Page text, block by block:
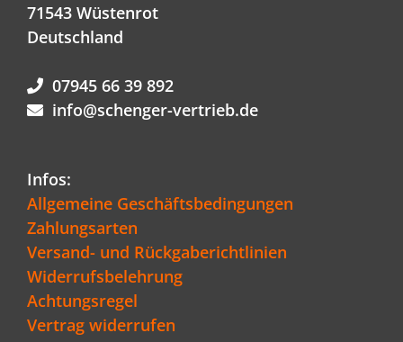
71543 Wüstenrot
Deutschland
07945 66 39 892
info@schenger-vertrieb.de
Infos:
Allgemeine Geschäftsbedingungen
Zahlungsarten
Versand- und Rückgaberichtlinien
Widerrufsbelehrung
Achtungsregel
Vertrag widerrufen